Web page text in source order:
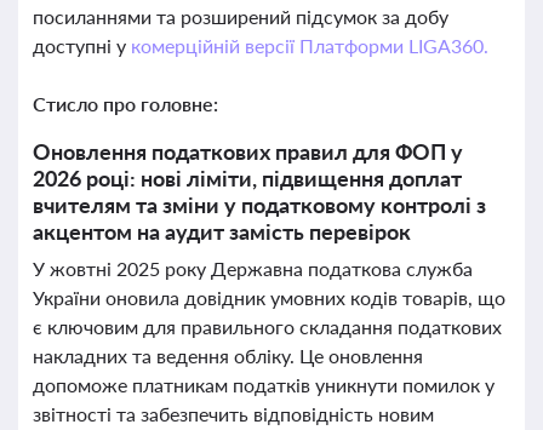
посиланнями та розширений підсумок за добу
доступні у комерційній версії Платформи LIGA360.
Стисло про головне:
Оновлення податкових правил для ФОП у
2026 році: нові ліміти, підвищення доплат
вчителям та зміни у податковому контролі з
акцентом на аудит замість перевірок
У жовтні 2025 року Державна податкова служба
України оновила довідник умовних кодів товарів, що
є ключовим для правильного складання податкових
накладних та ведення обліку. Це оновлення
допоможе платникам податків уникнути помилок у
звітності та забезпечить відповідність новим